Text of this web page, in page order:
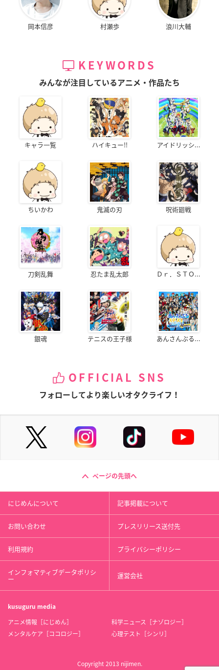
岡本信彦 村瀬歩 浪川大輔
KEYWORDS
みんなが注目しているアニメ・作品たち
キャラ一覧 ハイキュー!! アイドリッシ...
ちいかわ 鬼滅の刃 呪術廻戦
刀剣乱舞 忍たま乱太郎 Ｄｒ．ＳＴＯ...
銀魂 テニスの王子様 あんさんぶる...
OFFICIAL SNS
フォローしてより楽しいオタクライフ！
ページの先頭へ
にじめんについて 記事掲載について
お問い合わせ プレスリリース送付先
利用規約 プライバシーポリシー
インフォマティブデータポリシ
ー 運営会社
kusuguru media
アニメ情報［にじめん］
科学ニュース［ナゾロジー］
メンタルケア［ココロジー］
心理テスト［シンリ］
Copyright 2013 nijimen.